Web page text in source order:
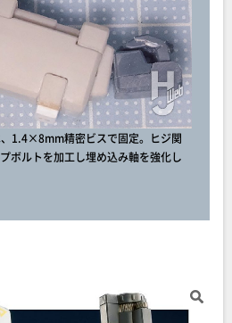
1.4×8mm精密ビスで固定。ヒジ関
ボルトを加工し埋め込み軸を強化し